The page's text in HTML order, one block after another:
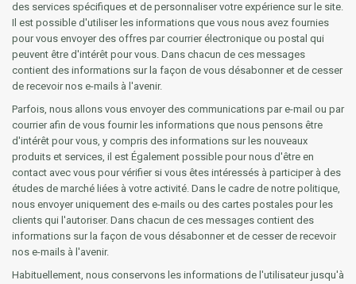
des services spécifiques et de personnaliser votre expérience sur le site.
Il est possible d'utiliser les informations que vous nous avez fournies
pour vous envoyer des offres par courrier électronique ou postal qui
peuvent être d'intérêt pour vous. Dans chacun de ces messages
contient des informations sur la façon de vous désabonner et de cesser
de recevoir nos e-mails à l'avenir.
Parfois, nous allons vous envoyer des communications par e-mail ou par
courrier afin de vous fournir les informations que nous pensons être
d'intérêt pour vous, y compris des informations sur les nouveaux
produits et services, il est Également possible pour nous d'être en
contact avec vous pour vérifier si vous êtes intéressés à participer à des
études de marché liées à votre activité. Dans le cadre de notre politique,
nous envoyer uniquement des e-mails ou des cartes postales pour les
clients qui l'autoriser. Dans chacun de ces messages contient des
informations sur la façon de vous désabonner et de cesser de recevoir
nos e-mails à l'avenir.
Habituellement, nous conservons les informations de l'utilisateur jusqu'à